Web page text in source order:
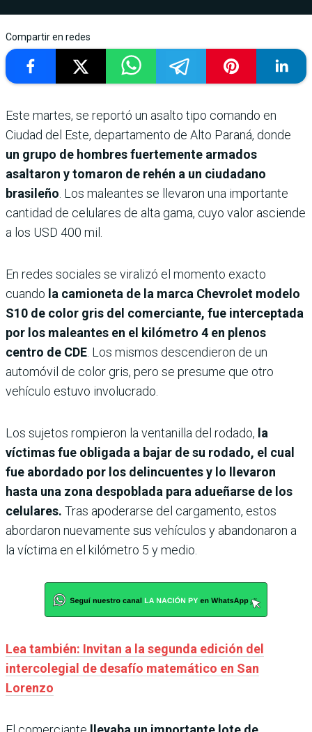
Compartir en redes
Este martes, se reportó un asalto tipo comando en
Ciudad del Este, departamento de Alto Paraná, donde
un grupo de hombres fuertemente armados
asaltaron y tomaron de rehén a un ciudadano
brasileño. Los maleantes se llevaron una importante
cantidad de celulares de alta gama, cuyo valor asciende
a los USD 400 mil.
En redes sociales se viralizó el momento exacto
cuando la camioneta de la marca Chevrolet modelo
S10 de color gris del comerciante, fue interceptada
por los maleantes en el kilómetro 4 en plenos
centro de CDE. Los mismos descendieron de un
automóvil de color gris, pero se presume que otro
vehículo estuvo involucrado.
Los sujetos rompieron la ventanilla del rodado, la
víctimas fue obligada a bajar de su rodado, el cual
fue abordado por los delincuentes y lo llevaron
hasta una zona despoblada para adueñarse de los
celulares. Tras apoderarse del cargamento, estos
abordaron nuevamente sus vehículos y abandonaron a
la víctima en el kilómetro 5 y medio.
Lea también: Invitan a la segunda edición del
intercolegial de desafío matemático en San
Lorenzo